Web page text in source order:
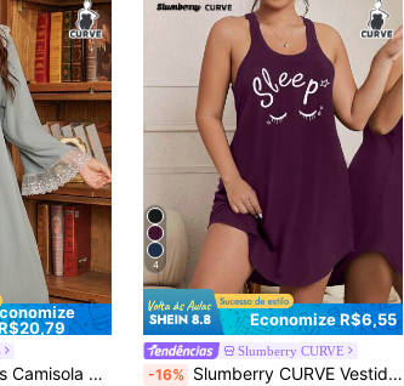
Plus Size, Vestido de Dormir Moo Moo, Detalhes Aconchegantes e Elegantes, Outono e Inverno
4
Economize R$6,55
Slumberry CURVE
-16% Slumberry CURVE Vestido Camisola com Impressão de Letras em Tamanhos Grandes